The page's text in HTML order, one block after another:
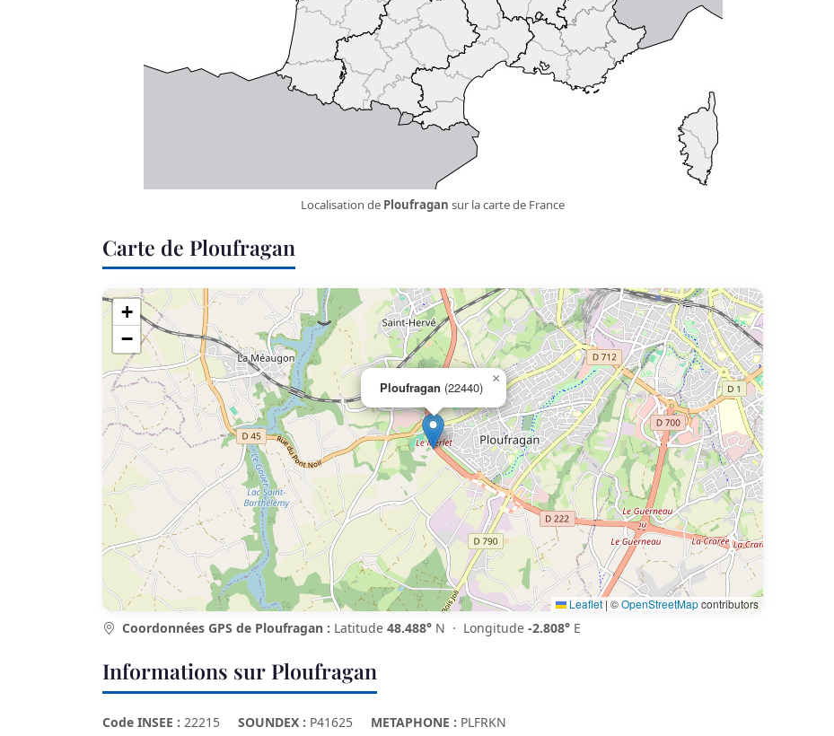
Localisation de Ploufragan sur la carte de France
Carte de Ploufragan
Ploufragan (22440)
×
+
−
Leaflet| ©OpenStreetMapcontributors
Coordonnées GPS de Ploufragan : Latitude 48.488° N · Longitude -2.808° E
Informations sur Ploufragan
Code INSEE : 22215 SOUNDEX : P41625 METAPHONE : PLFRKN